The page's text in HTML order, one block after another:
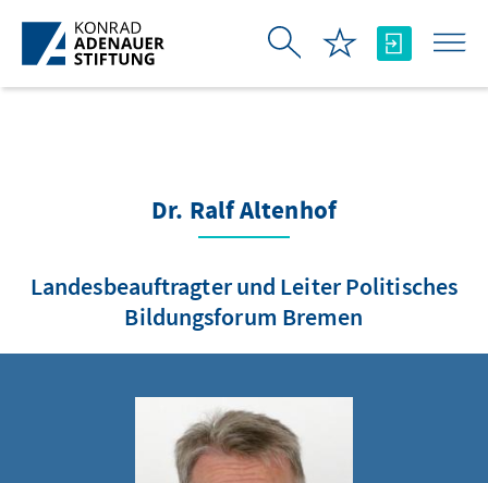
メインコンテンツにスキップ
Dr. Ralf Altenhof
Landesbeauftragter und Leiter Politisches
Bildungsforum Bremen